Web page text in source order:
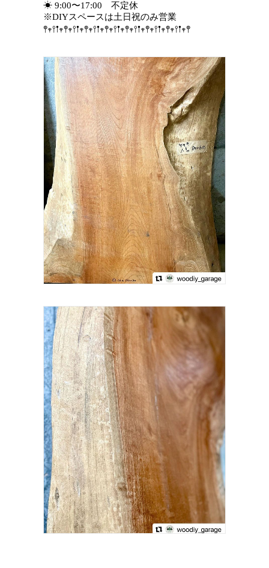
☀︎ 9:00〜17:00 不定休
※DIYスペースは土日祝のみ営業
𖤣𖥧𖥣𖡡𖥧𖤣𖥧𖥣𖡡𖥧𖤣𖥧𖥣𖡡𖥧𖤣𖥧𖥣𖡡𖥧𖤣𖥧𖥣𖡡𖥧𖤣𖥧𖥣𖡡𖥧𖤣𖥧𖥣𖡡𖥧𖤣